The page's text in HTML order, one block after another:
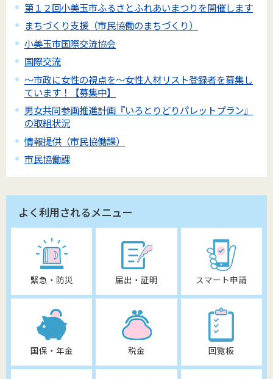
第１２回小美玉市ふるさとふれあいまつりを開催します
まちづくり支援（市民協働のまちづくり）
小美玉市国際交流協会
国際交流
～市政に女性の視点を～女性人材リスト登録者を募集し
ています！【募集中】
男女共同参画推進計画『いろとりどりパレットプラン』
の取組状況
情報提供（市民協働課）
市民協働課
よく利用されるメニュー
緊急・防災 届出・証明 スマート申請
国保・年金 税金 回覧板